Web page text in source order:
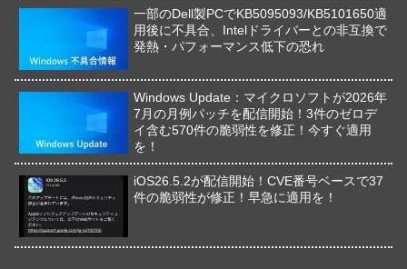
一部のDell製PCでKB5095093/KB5101650適
用後に不具合、Intelドライバーとの非互換で
発熱・パフォーマンス低下の恐れ
Windows Update：マイクロソフトが2026年
7月の月例パッチを配信開始！3件のゼロデ
イ含む570件の脆弱性を修正！今すぐ適用
を！
iOS26.5.2が配信開始！CVE番号ベースで37
件の脆弱性が修正！早急に適用を！